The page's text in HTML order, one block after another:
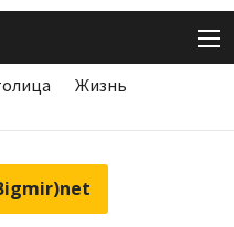
Жизнь